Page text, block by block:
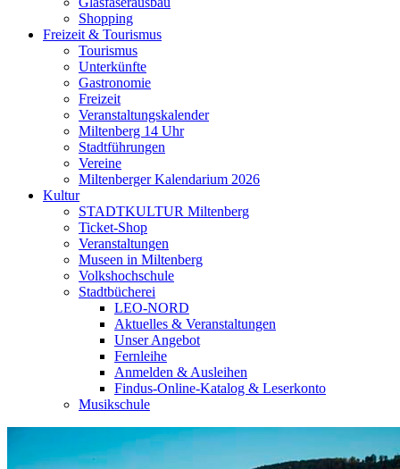
Shopping
Freizeit & Tourismus
Tourismus
Unterkünfte
Gastronomie
Freizeit
Veranstaltungskalender
Miltenberg 14 Uhr
Stadtführungen
Vereine
Miltenberger Kalendarium 2026
Kultur
STADTKULTUR Miltenberg
Ticket-Shop
Veranstaltungen
Museen in Miltenberg
Volkshochschule
Stadtbücherei
LEO-NORD
Aktuelles & Veranstaltungen
Unser Angebot
Fernleihe
Anmelden & Ausleihen
Findus-Online-Katalog & Leserkonto
Musikschule